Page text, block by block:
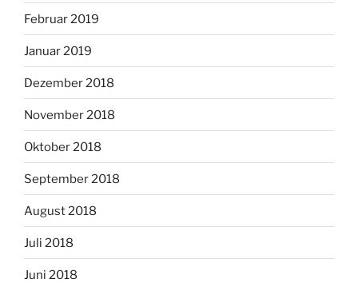
Februar 2019
Januar 2019
Dezember 2018
November 2018
Oktober 2018
September 2018
August 2018
Juli 2018
Juni 2018